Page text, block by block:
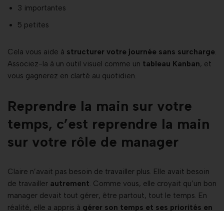
3 importantes
5 petites
Cela vous aide à structurer votre journée sans surcharge.
Associez-la à un outil visuel comme un tableau Kanban, et
vous gagnerez en clarté au quotidien.
Reprendre la main sur votre
temps, c’est reprendre la main
sur votre rôle de manager
Claire n’avait pas besoin de travailler plus. Elle avait besoin
de travailler autrement. Comme vous, elle croyait qu’un bon
manager devait tout gérer, être partout, tout le temps. En
réalité, elle a appris à gérer son temps et ses priorités en